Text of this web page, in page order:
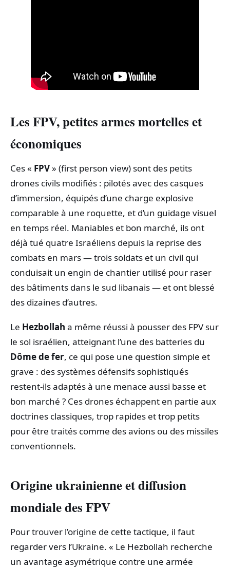
Les FPV, petites armes mortelles et
économiques
Ces « FPV» (first person view) sont des petits
drones civils modifiés : pilotés avec des casques
d’immersion, équipés d’une charge explosive
comparable à une roquette, et d’un guidage visuel
en temps réel. Maniables et bon marché, ils ont
déjà tué quatre Israéliens depuis la reprise des
combats en mars — trois soldats et un civil qui
conduisait un engin de chantier utilisé pour raser
des bâtiments dans le sud libanais — et ont blessé
des dizaines d’autres.
Le Hezbollah a même réussi à pousser des FPV sur
le sol israélien, atteignant l’une des batteries du
Dôme de fer, ce qui pose une question simple et
grave : des systèmes défensifs sophistiqués
restent-ils adaptés à une menace aussi basse et
bon marché ? Ces drones échappent en partie aux
doctrines classiques, trop rapides et trop petits
pour être traités comme des avions ou des missiles
conventionnels.
Origine ukrainienne et diffusion
mondiale des FPV
Pour trouver l’origine de cette tactique, il faut
regarder vers l’Ukraine. « Le Hezbollah recherche
un avantage asymétrique contre une armée